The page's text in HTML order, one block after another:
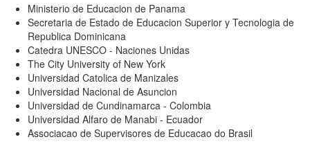
Ministerio de Educacion de Panama
Secretaria de Estado de Educacion Superior y Tecnologia de
Republica Dominicana
Catedra UNESCO - Naciones Unidas
The City University of New York
Universidad Catolica de Manizales
Universidad Nacional de Asuncion
Universidad de Cundinamarca - Colombia
Universidad Alfaro de Manabi - Ecuador
Associacao de Supervisores de Educacao do Brasil